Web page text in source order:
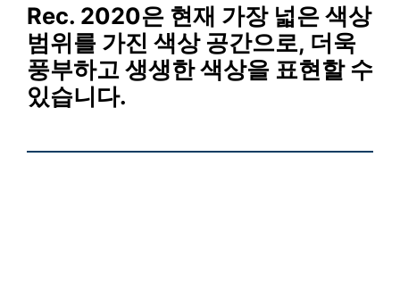
Rec. 2020은 현재 가장 넓은 색상
범위를 가진 색상 공간으로, 더욱
풍부하고 생생한 색상을 표현할 수
있습니다.